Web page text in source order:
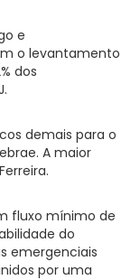
e
o levantamento
dos
demais para o
A maior
fluxo mínimo de
do
emergenciais
por uma